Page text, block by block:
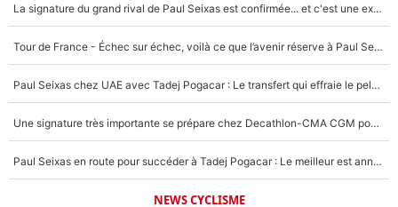
La signature du grand rival de Paul Seixas est confirmée... et c'est une excellente nouvelle pour l'équipe Decathlon-CMA CGM !
Tour de France - Échec sur échec, voilà ce que l’avenir réserve à Paul Seixas : «Tant qu’il y aura un Pogacar comme celui-là...»
Paul Seixas chez UAE avec Tadej Pogacar : Le transfert qui effraie le peloton, «c’est la pire des choses qui puisse arriver»
Une signature très importante se prépare chez Decathlon-CMA CGM pour aider Paul Seixas à gagner le Tour de France 2027
Paul Seixas en route pour succéder à Tadej Pogacar : Le meilleur est annoncé pour l’avenir de la pépite française
NEWS CYCLISME